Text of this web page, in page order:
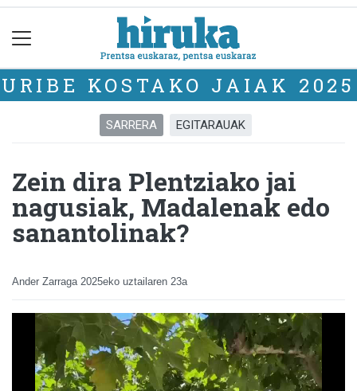
URIBE KOSTAKO JAIAK 2025
SARRERA EGITARAUAK
Zein dira Plentziako jai
nagusiak, Madalenak edo
sanantolinak?
Ander Zarraga 2025eko uztailaren 23a